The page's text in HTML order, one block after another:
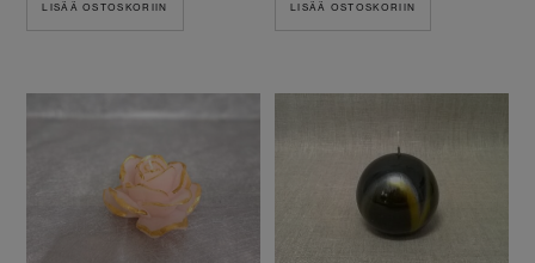
LISÄÄ OSTOSKORIIN LISÄÄ OSTOSKORIIN